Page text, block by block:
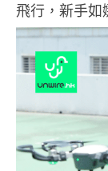
飛行，新手如